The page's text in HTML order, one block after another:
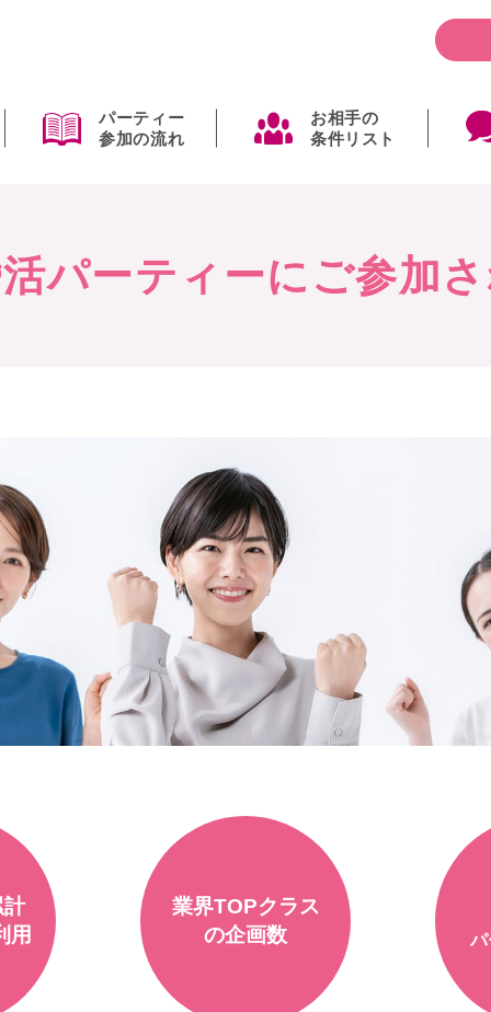
パーティー
参加の流れ
お相手の
条件リスト
パーティーに ご参加
計
用
業界TOPクラス
の企画数 パ